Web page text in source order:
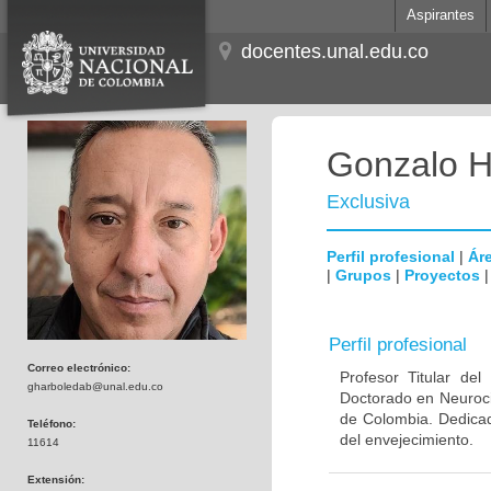
Aspirantes
docentes.unal.edu.co
Correo electrónico:
gharboledab@unal.edu.co
Teléfono:
11614
Extensión:
Gonzalo
Exclusiva
Perfil profesional |
| Grupos | Proyectos
Perfil profesional
Profesor Titular
Doctorado en
de Colombia.
del envejecimiento.